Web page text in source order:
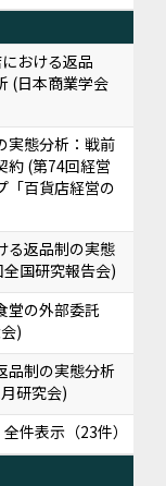
おける返品
(日本商業学会
実態分析：戦前
約 (第74回経営
「百貨店経営の
る返品制の実態
国研究報告会)
堂の外部委託
)
品制の実態分析
研究会)
全件表示（23件）